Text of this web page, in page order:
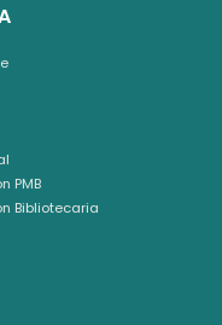
PMB
Bibliotecaria